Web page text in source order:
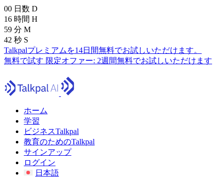
00 日数 D
16 時間 H
59 分 M
41 秒 S
Talkpalプレミアムを14日間無料でお試しいただけます。
無料で試す 限定オファー: 2週間無料でお試しいただけます
ホーム
学習
ビジネスTalkpal
教育のためのTalkpal
サインアップ
ログイン
日本語